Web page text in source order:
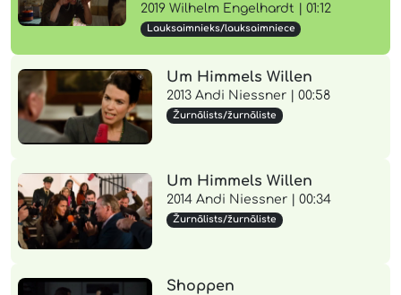
2019 Wilhelm Engelhardt | 01:12
Lauksaimnieks/lauksaimniece
Um Himmels Willen
2013 Andi Niessner | 00:58
Žurnālists/žurnāliste
Um Himmels Willen
2014 Andi Niessner | 00:34
Žurnālists/žurnāliste
Shoppen